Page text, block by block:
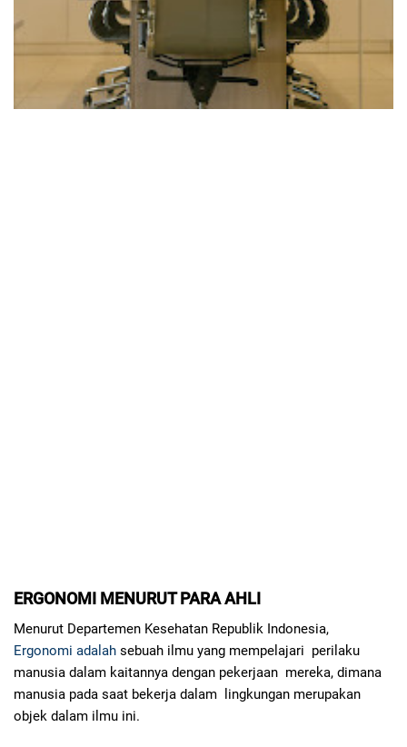
ERGONOMI MENURUT PARA AHLI
Menurut Departemen Kesehatan Republik Indonesia,
Ergonomi adalah sebuah ilmu yang mempelajari perilaku
manusia dalam kaitannya dengan pekerjaan mereka, dimana
manusia pada saat bekerja dalam lingkungan merupakan
objek dalam ilmu ini.